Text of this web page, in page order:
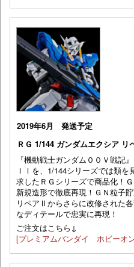
2019年6月 発送予定
ＲＧ 1/144 ガンダムエクシア リ
『機動戦士ガンダム００Ｖ戦記
ＩＩを、1/144シリーズでは類を
求したＲＧシリーズで商品化！
新規造形で徹底再現！ＧＮ粒子
リペアⅡからさらに改修された
なディテールで忠実に再現！
ご注文はこちら↓
[プレミアムバンダイ ホビーオ